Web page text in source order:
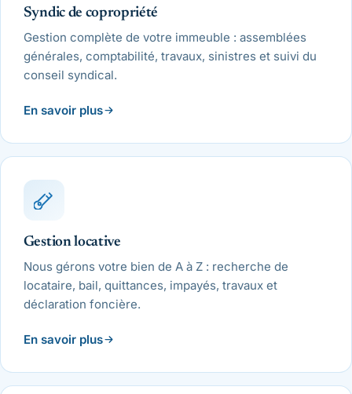
Syndic de copropriété
Gestion complète de votre immeuble : assemblées
générales, comptabilité, travaux, sinistres et suivi du
conseil syndical.
En savoir plus
Gestion locative
Nous gérons votre bien de A à Z : recherche de
locataire, bail, quittances, impayés, travaux et
déclaration foncière.
En savoir plus